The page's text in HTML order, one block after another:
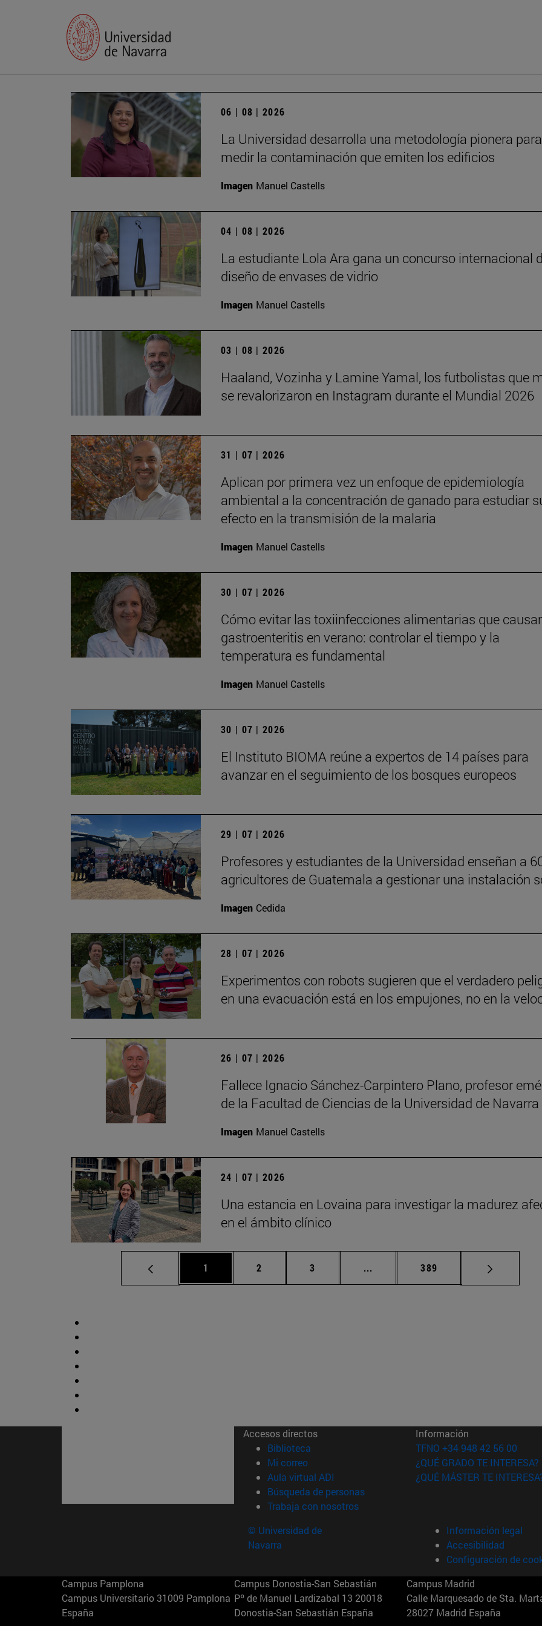
06 | 08 | 2026
La Universidad desarrolla una metodología pionera para
medir la contaminación que emiten los edificios
Imagen Manuel Castells
04 | 08 | 2026
La estudiante Lola Ara gana un concurso internacional
diseño de envases de vidrio
Imagen Manuel Castells
03 | 08 | 2026
Haaland, Vozinha y Lamine Yamal, los futbolistas que
se revalorizaron en Instagram durante el Mundial 2026
31 | 07 | 2026
Aplican por primera vez un enfoque de epidemiología
ambiental a la concentración de ganado para estudiar
efecto en la transmisión de la malaria
Imagen Manuel Castells
30 | 07 | 2026
Cómo evitar las toxiinfecciones alimentarias que
gastroenteritis en verano: controlar el tiempo y la
temperatura es fundamental
Imagen Manuel Castells
30 | 07 | 2026
El Instituto BIOMA reúne a expertos de 14 países para
avanzar en el seguimiento de los bosques europeos
29 | 07 | 2026
Profesores y estudiantes de la Universidad enseñan a
agricultores de Guatemala a gestionar una instalación
Imagen Cedida
28 | 07 | 2026
Experimentos con robots sugieren que el verdadero
en una evacuación está en los empujones, no en la
26 | 07 | 2026
Fallece Ignacio Sánchez-Carpintero Plano, profesor
de la Facultad de Ciencias de la Universidad de Navarra
Imagen Manuel Castells
24 | 07 | 2026
Una estancia en Lovaina para investigar la madurez
en el ámbito clínico
Página
1 Página
2 Página
3 ... Páginas intermedias Use TAB para
Página
389
Accesos directos
Biblioteca (abre en nueva ventana)
Mi correo(abre en nueva ventana)
Aula virtual ADI (abre en nueva ventana)
Búsqueda de personas(abre en nueva ventana)
Trabaja con nosotros(abre en nueva ventana)
Información
TFNO +34 948 42 56 00
¿QUÉ GRADO TE INTERESA?
¿QUÉ MÁSTER TE
© Universidad de
Navarra
Información legal
Accesibilidad
Configuración de
Campus Pamplona
Campus Universitario 31009 Pamplona
España
Campus Donostia-San Sebastián
Pº de Manuel Lardizabal 13 20018
Donostia-San Sebastián España
Campus Madrid
Calle Marquesado de Sta.
28027 Madrid España